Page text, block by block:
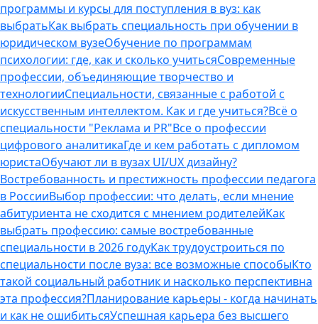
программы и курсы для поступления в вуз: как
выбратьКак выбрать специальность при обучении в
юридическом вузеОбучение по программам
психологии: где, как и сколько учитьсяСовременные
профессии, объединяющие творчество и
технологииСпециальности, связанные с работой с
искусственным интеллектом. Как и где учиться?Всё о
специальности "Реклама и PR"Все о профессии
цифрового аналитикаГде и кем работать с дипломом
юристаОбучают ли в вузах UI/UX дизайну?
Востребованность и престижность профессии педагога
в РоссииВыбор профессии: что делать, если мнение
абитуриента не сходится с мнением родителейКак
выбрать профессию: самые востребованные
специальности в 2026 годуКак трудоустроиться по
специальности после вуза: все возможные способыКто
такой социальный работник и насколько перспективна
эта профессия?Планирование карьеры - когда начинать
и как не ошибитьсяУспешная карьера без высшего